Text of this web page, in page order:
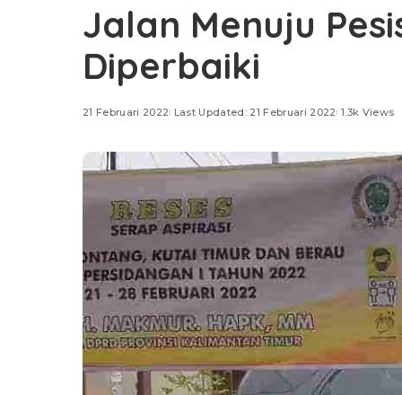
Jalan Menuju
Diperbaiki
21 Februari 2022 Last Updated: 21 Februari 2022 1.3k Views